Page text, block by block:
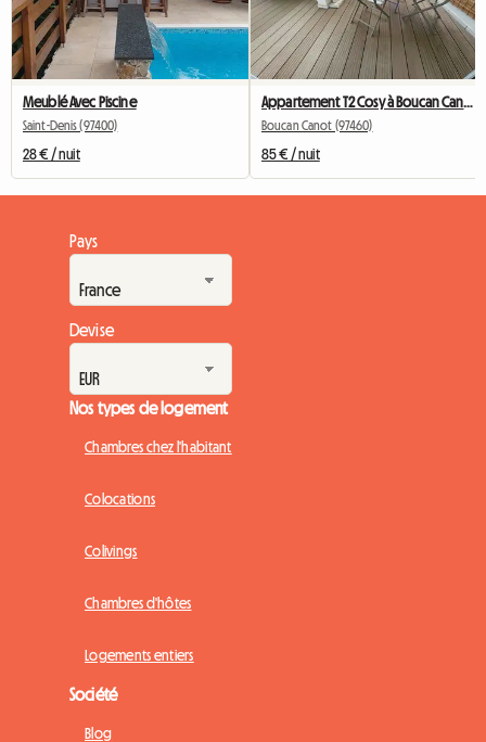
Meublé Avec Piscine
Saint-Denis (97400)
28 € / nuit
Appartement T2 Cosy à Boucan Canot
Boucan Canot (97460)
85 € / nuit
Pays
Devise
Nos types de logement
Chambres chez l'habitant
Colocations
Colivings
Chambres d'hôtes
Logements entiers
Société
Blog